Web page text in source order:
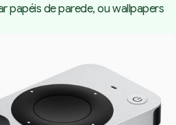
papéis de parede, ouwallpapers